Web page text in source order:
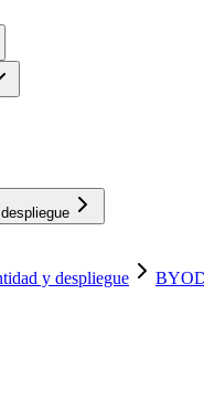
y despliegue